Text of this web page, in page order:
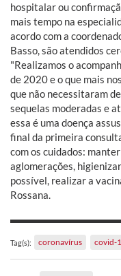
hospitalar ou
mais tempo na
acordo com a
Basso, são atendidos
"Realizamos o
de 2020 e o que mais
que não necessitaram
sequelas moderadas e
essa é uma doença
final da primeira
com os cuidados:
aglomerações,
possível, realizar a
Rossana.
Tag(s): coronavírus covid-